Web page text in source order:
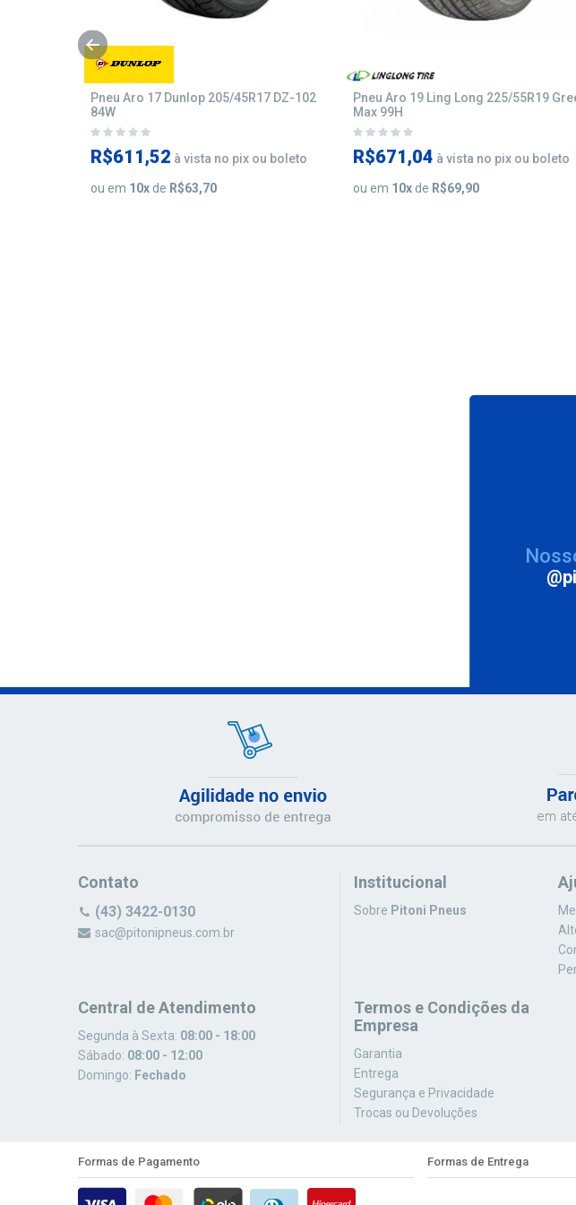
Pneu Aro 17 Dunlop 205/45R17 DZ-102
84W
R$611,52 à vista no pix ou boleto
ou em 10x de R$63,70
Pneu Aro 19 Ling Long 225/55R19
Max 99H
R$671,04 à vista no pix ou boleto
ou em 10x de R$69,90
Contato
(43) 3422-0130
sac@pitonipneus.com.br
Central de Atendimento
Segunda à Sexta: 08:00 - 18:00
Sábado: 08:00 - 12:00
Domingo: Fechado
Institucional
Sobre Pitoni Pneus
Termos e Condições da
Empresa
Garantia
Entrega
Segurança e Privacidade
Trocas ou Devoluções
Formas de Pagamento Formas de Entrega